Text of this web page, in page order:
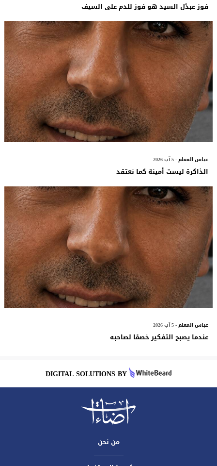
فوز عبدٔل السيد هو فوز للدم على السيف
عباس المعلم- 5 آب 2026
الذاكرة ليست أمينة كما نعتقد
عباس المعلم- 5 آب 2026
عندما يصبح التفكير خصمًا لصاحبه
DIGITAL SOLUTIONS BY
من نحن